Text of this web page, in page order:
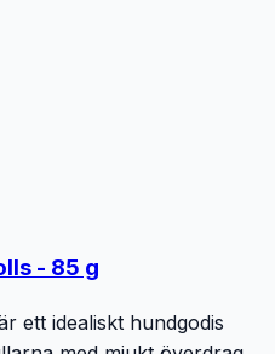
- 85 g
ett idealiskt hundgodis